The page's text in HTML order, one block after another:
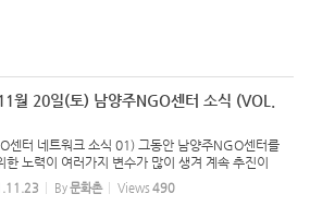
월 20일(토) 남양주NGO센터 소식 (VOL.
센터 네트워크 소식 01) 그동안 남양주NGO센터를
한 노력이 여러가지 변수가 많이 생겨 계속 추진이
다. 이에 구축 진행을 추후로 유보하고 뜻을 같이 하
아 재정적 기반을 갖춘 후에 다시 추진하려 한다. 따
By문화촌 Views 490